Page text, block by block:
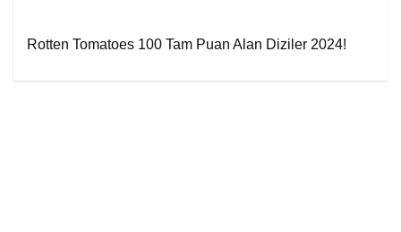
Rotten Tomatoes 100 Tam Puan Alan Diziler 2024!